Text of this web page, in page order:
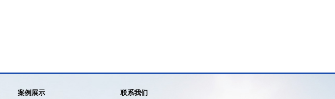
案例展示 联系我们